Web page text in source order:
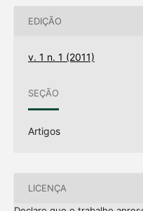
EDIÇÃO
v. 1 n. 1 (2011)
SEÇÃO
Artigos
LICENÇA